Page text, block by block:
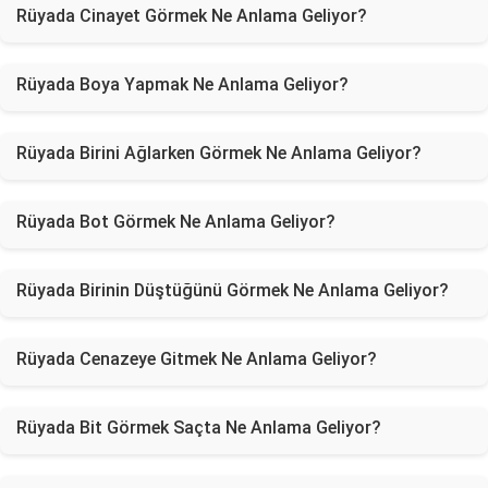
Rüyada Cinayet Görmek Ne Anlama Geliyor?
Rüyada Boya Yapmak Ne Anlama Geliyor?
Rüyada Birini Ağlarken Görmek Ne Anlama Geliyor?
Rüyada Bot Görmek Ne Anlama Geliyor?
Rüyada Birinin Düştüğünü Görmek Ne Anlama Geliyor?
Rüyada Cenazeye Gitmek Ne Anlama Geliyor?
Rüyada Bit Görmek Saçta Ne Anlama Geliyor?